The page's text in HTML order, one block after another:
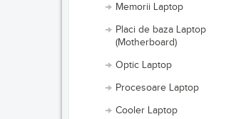
Memorii Laptop
Placi de baza Laptop
(Motherboard)
Optic Laptop
Procesoare Laptop
Cooler Laptop